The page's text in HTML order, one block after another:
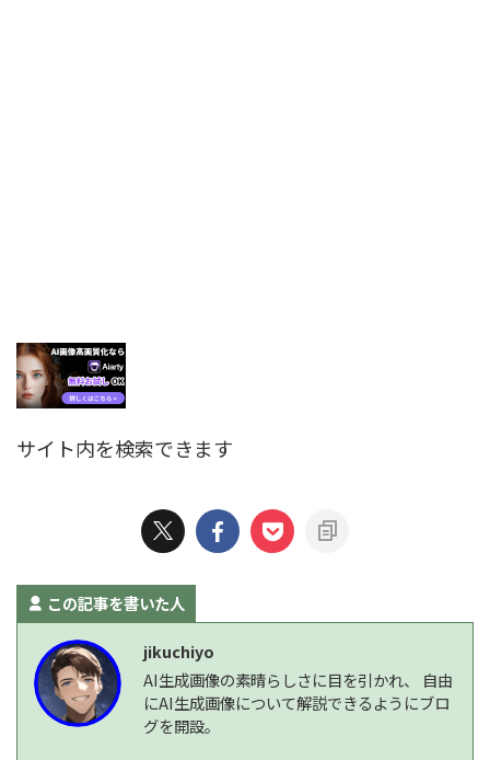
サイト内を検索できます
この記事を書いた人
jikuchiyo
AI生成画像の素晴らしさに目を引かれ、 自由
にAI生成画像について解説できるようにブロ
グを開設。